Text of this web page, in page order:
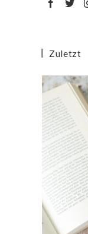
Zuletzt